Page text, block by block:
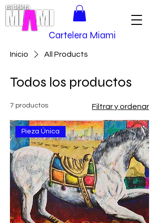
Cartelera Miami
Inicio All Products
Todos los productos
7 productos Filtrar y ordenar
Pieza Única